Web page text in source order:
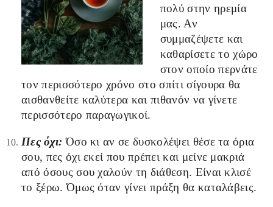
πολύ στην ηρεμία
μας. Αν
συμμαζέψετε και
καθαρίσετε το χώρο
στον οποίο περνάτε
τον περισσότερο χρόνο στο σπίτι σίγουρα θα
αισθανθείτε καλύτερα και πιθανόν να γίνετε
περισσότερο παραγωγικοί.
Πες όχι:Όσο κι αν σε δυσκολέψει θέσε τα όρια
σου, πες όχι εκεί που πρέπει και μείνε μακριά
από όσους σου χαλούν τη διάθεση. Είναι κλισέ
το ξέρω. Όμως όταν γίνει πράξη θα καταλάβεις.